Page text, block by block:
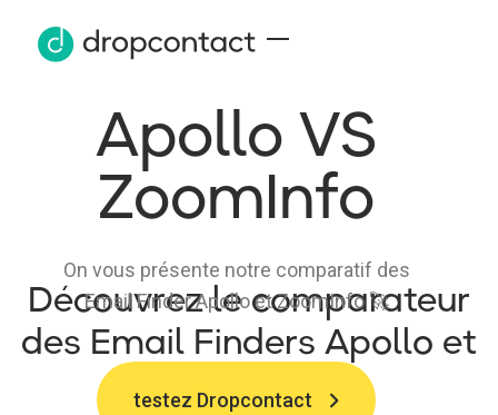
Apollo VS
ZoomInfo
On vous présente notre comparatif des
Email Finder Apollo et ZoomInfo 🚀
testez Dropcontact
Découvrez le comparateur
des Email Finders Apollo et
Zoominfo